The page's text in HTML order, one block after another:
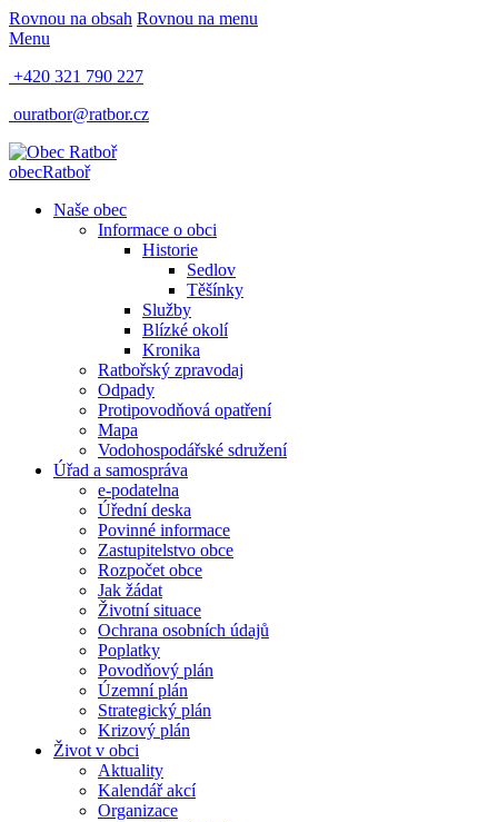
Rovnou na obsah Rovnou na menu
Menu
+420 321 790 227
ouratbor@ratbor.cz
obecRatboř
Naše obec
Informace o obci
Historie
Sedlov
Těšínky
Služby
Blízké okolí
Kronika
Ratbořský zpravodaj
Odpady
Protipovodňová opatření
Mapa
Vodohospodářské sdružení
Úřad a samospráva
e-podatelna
Úřední deska
Povinné informace
Zastupitelstvo obce
Rozpočet obce
Jak žádat
Životní situace
Ochrana osobních údajů
Poplatky
Povodňový plán
Územní plán
Strategický plán
Krizový plán
Život v obci
Aktuality
Kalendář akcí
Organizace